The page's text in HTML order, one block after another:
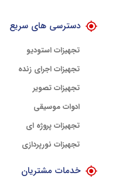
دسترسی های سریع
تجهیزات استودیو
تجهیزات اجرای زنده
تجهیزات تصویر
ادوات موسیقی
تجهیزات پروژه ای
تجهیزات نورپردازی
خدمات مشتریان